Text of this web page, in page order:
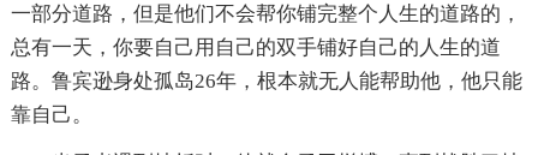
一部分道路，但是他们不会帮你铺完整个人生的道路的，
总有一天，你要自己用自己的双手铺好自己的人生的道
路。鲁宾逊身处孤岛26年，根本就无人能帮助他，他只能
靠自己。